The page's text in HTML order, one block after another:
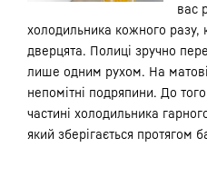
вас
холодильника кожного разу,
дверцята. Полиці зручно
лише одним рухом. На
непомітні подряпини. До
частині холодильника
який зберігається протягом